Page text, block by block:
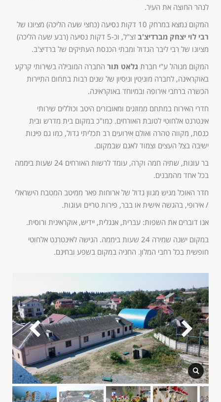
לנהר החוצה את העיר.
המקום נמצא במרחק 10 דקות נסיעה (כחצי שעה הליכה) מציונו של
רבי לוי יצחק מברדיצ'ב
זצ"ל, וכ-5 דקות נסיעה (רבע שעה הליכה)
מציונו של רבי ליבר הגדול ומבתי הכנסת העתיקים של ברדיצ'ב.
המקום מנוהל ע"י חברת גלאט תור החברה המובילה בשירותי קרקע
באוקראינה, לחברה מוניטין וניסיון של שנים רבות בתחום התיירות
הכשרה ברחבי אירופה ובמיוחד באוקראינה.
חדרי האירוח במתחם ממוזגים ומאובזרים היטב וכוללים שירותי
אינטרנט אלחוטי לטובת האורחים. כמו"כ במקום בית מדרש ובית
כנסת, מקווה טהרה ואולם אירועים רב תכליתי גדול, כמו גם פינות
ישיבה בצל העצים וצמוד לאגם שבמקום.
בר עוגות, שתיה חמה וקרה, עומד לרשות האורחים 24 שעות ביממה
בכל אחד מהמבנים.
חדר האוכל מגיש מגוון גדול של ארוחות פאר ממיטב המטבח הישראלי
/ אירופי, בהגשה אישית או בבר, פירות טריים ועוגות.
אנו דוברים את השפות: עברית, אנגלית, יידיש, אוקראינית ורוסית.
במקום ישנה שמירה 24 שעות ביממה. הגישה לאינטרנט אלחוטי
חופשית בכל רחבי המלון. החניה במקום בשפע ובחינם.